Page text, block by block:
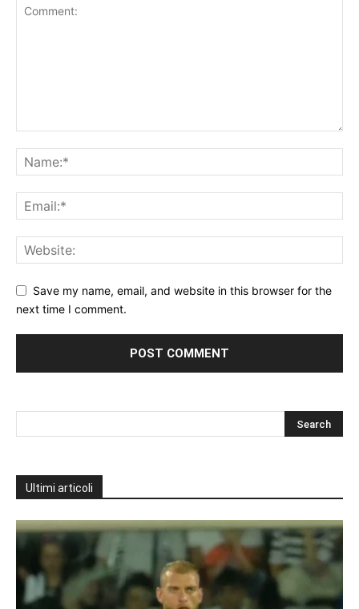
Save my name, email, and website in this browser for the
next time I comment.
Ultimi articoli